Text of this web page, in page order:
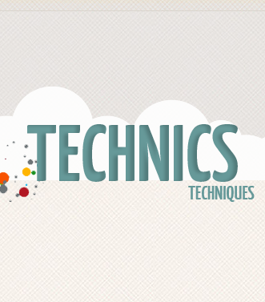
Nos outils